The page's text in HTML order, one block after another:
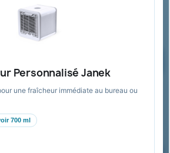
Personnalisé Janek
une fraîcheur immédiate au bureau ou
700 ml
goodies.com